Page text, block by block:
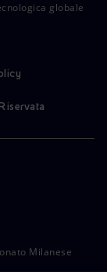
globale
Milanese